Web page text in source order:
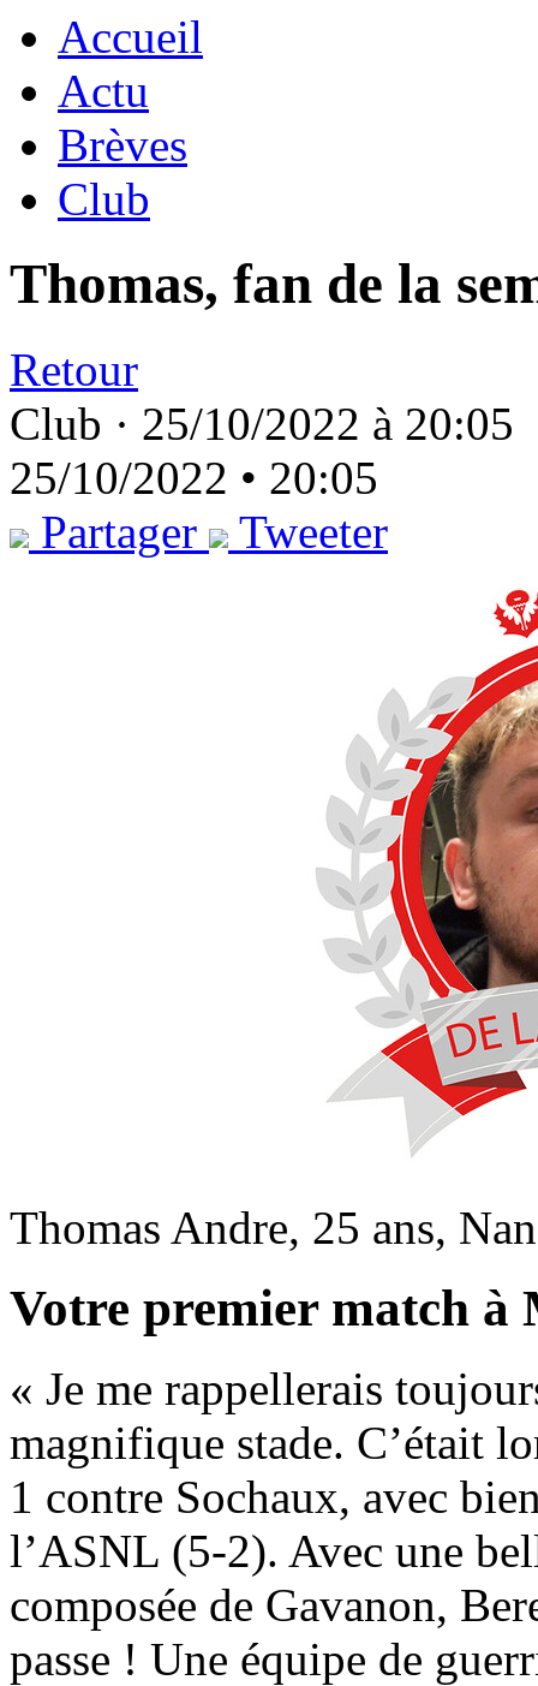
Accueil
Actu
Brèves
Club
Thomas, fan de la
Retour
Club · 25/10/2022 à 20:05
25/10/2022 • 20:05
Partager
Tweeter
Thomas Andre, 25 ans,
Votre premier match à
« Je me rappellerais
magnifique stade. C’était
1 contre Sochaux, avec
l’ASNL (5-2). Avec une
composée de Gavanon,
passe ! Une équipe de